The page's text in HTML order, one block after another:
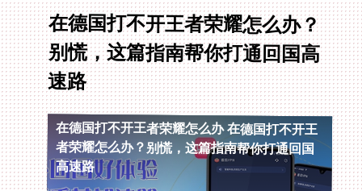
在德国打不开王者荣耀怎么办？
别慌，这篇指南帮你打通回国高
速路
在德国打不开王者荣耀怎么办在德国打不开王
者荣耀怎么办？别慌，这篇指南帮你打通回国
高速路